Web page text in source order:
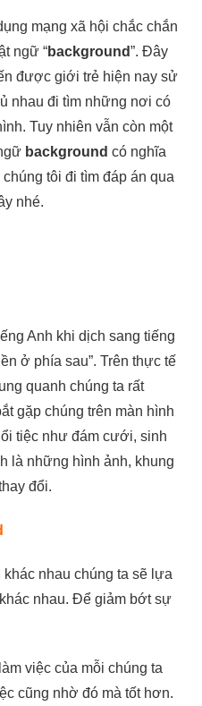
mạng xã hội chắc chắn
ngữ “background”. Đây
được giới trẻ hiện nay sử
nhau đi tìm những nơi có
Tuy nhiên vẫn còn một
background có nghĩa
tôi đi tìm đáp án qua
nhé.
Anh khi dịch sang tiếng
ở phía sau”. Trên thực tế
quanh chúng ta rất
gặp chúng trên màn hình
tiệc như đám cưới, sinh
là những hình ảnh, khung
đổi.
khác nhau chúng ta sẽ lựa
nhau. Để giảm bớt sự
việc của mỗi chúng ta
cũng nhờ đó mà tốt hơn.